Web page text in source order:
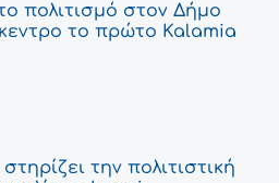
πολιτισμό στον Δήμο
το πρώτο Kalamia
την πολιτιστική